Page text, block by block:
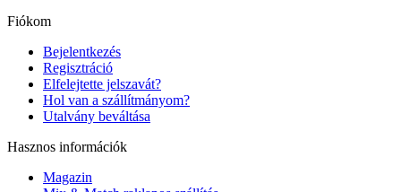
Fiókom
Bejelentkezés
Regisztráció
Elfelejtette jelszavát?
Hol van a szállítmányom?
Utalvány beváltása
Hasznos információk
Magazin